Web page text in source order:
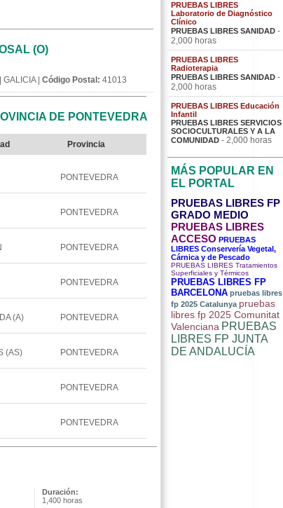
(O)
| Código Postal: 41013
DE PONTEVEDRA
Provincia
PONTEVEDRA
PONTEVEDRA
PONTEVEDRA
PONTEVEDRA
(A) PONTEVEDRA
(AS) PONTEVEDRA
PONTEVEDRA
PONTEVEDRA
Duración:
1,400 horas
PRUEBAS LIBRES
Laboratorio de Diagnóstico
Clínico
PRUEBAS LIBRES SANIDAD -
2,000 horas
PRUEBAS LIBRES
Radioterapia
PRUEBAS LIBRES SANIDAD -
2,000 horas
PRUEBAS LIBRES Educación
Infantil
PRUEBAS LIBRES SERVICIOS
SOCIOCULTURALES Y A LA
COMUNIDAD - 2,000 horas
MÁS POPULAR EN
EL PORTAL
PRUEBAS LIBRES FP
GRADO MEDIO
PRUEBAS LIBRES
ACCESO PRUEBAS
LIBRES Conservería Vegetal,
Cárnica y de Pescado
PRUEBAS LIBRES Tratamientos
Superficiales y Térmicos
PRUEBAS LIBRES FP
BARCELONA pruebas libres
fp 2025 Catalunya pruebas
libres fp 2025 Comunitat
Valenciana PRUEBAS
LIBRES FP JUNTA
DE ANDALUCÍA